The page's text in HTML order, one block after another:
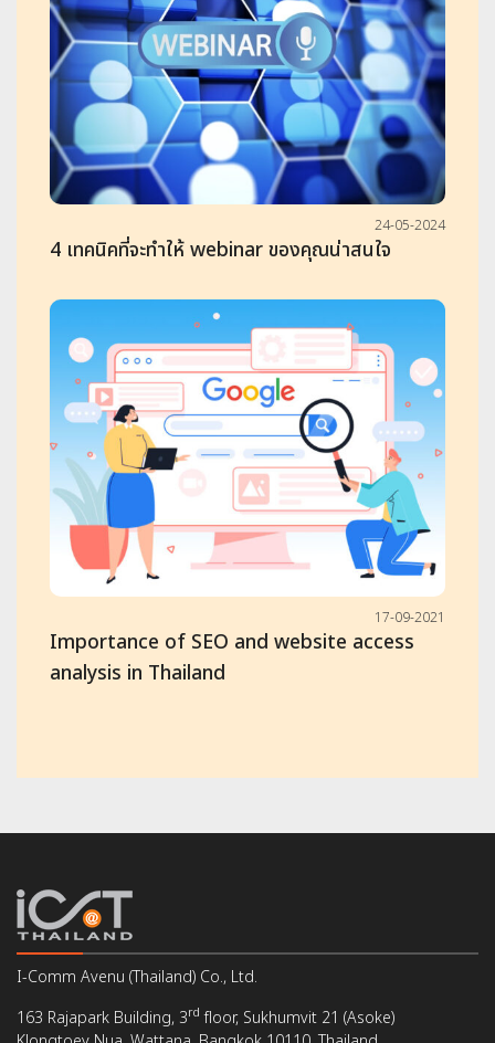
24-05-2024
4 เทคนิคที่จะทำให้ webinar ของคุณน่าสนใจ
17-09-2021
Importance of SEO and website access
analysis in Thailand
I-Comm Avenu (Thailand) Co., Ltd.
163 Rajapark Building, 3rd floor, Sukhumvit 21 (Asoke)